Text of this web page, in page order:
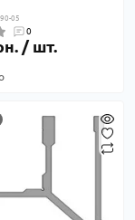
05
0
/ шт.